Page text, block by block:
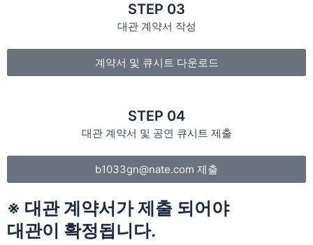
STEP 03
대관 계약서 작성
계약서 및 큐시트 다운로드
STEP 04
대관 계약서 및 공연 큐시트 제출
b1033gn@nate.com 제출
※ 대관 계약서가 제출 되어야
대관이 확정됩니다.